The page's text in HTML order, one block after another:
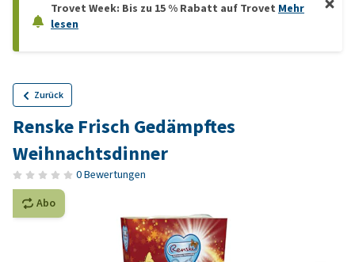
Trovet Week: Bis zu 15 % Rabatt auf Trovet Mehr
lesen
Zurück
Renske Frisch Gedämpftes
Weihnachtsdinner
0 Bewertungen
Abo